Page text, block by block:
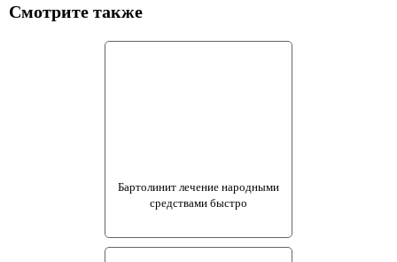
Смотрите также
Бартолинит лечение народными
средствами быстро